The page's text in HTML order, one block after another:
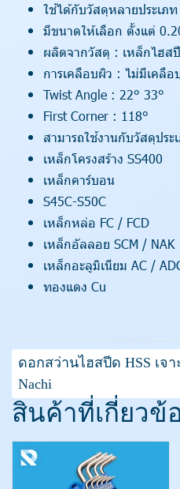
ใช้ได้กับวัสดุหลายประเภท
มีขนาดให้เลือก ตั้งแต่
ผลิตจากวัสดุ : เหล็กไฮส
การเคลือบผิว : ไม่มีเคลื
Twist Angle : 22° 33°
First Corner : 118°
สามารถใช้งานกับวัสดุประ
เหล็กโครงสร้าง SS400
เหล็กคาร์บอน
S45C-S50C
เหล็กหล่อ FC / FCD
เหล็กอัลลอย SCM / NAK
เหล็กอะลูมิเนียม AC /
ทองแดง Cu
ดอกสว่านไฮสปีด HSS เจา
Nachi
สินค้าที่เกี่ยวข้